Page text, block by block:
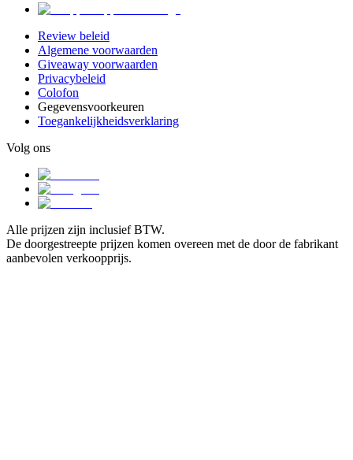
Review beleid
Algemene voorwaarden
Giveaway voorwaarden
Privacybeleid
Colofon
Gegevensvoorkeuren
Toegankelijkheidsverklaring
Volg ons
Alle prijzen zijn inclusief BTW.
De doorgestreepte prijzen komen overeen met de door de fabrikant
aanbevolen verkoopprijs.